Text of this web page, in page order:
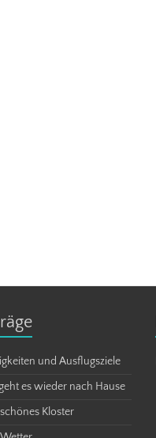
und Ausflugsziele
es wieder nach Hause
Kloster